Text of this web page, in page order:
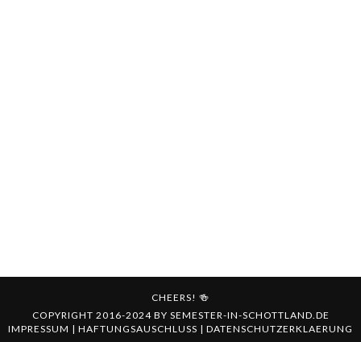
CHEERS! 🍻
COPYRIGHT 2016-2024 BY SEMESTER-IN-SCHOTTLAND.DE
IMPRESSUM | HAFTUNGSAUSCHLUSS | DATENSCHUTZERKLAERUNG